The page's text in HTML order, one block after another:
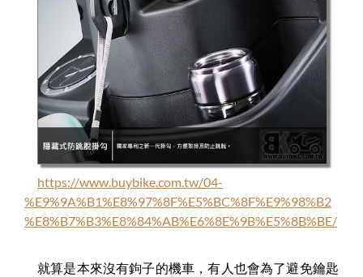
https://www.buybike.com.tw/04-
%E9%9A%B1%E8%97%8F%E5%BC%8F%E9%98%B2
%E8%B7%B3%E8%84%AB%E6%8E%9B%E5%8B%BE/
就算是本來沒有鉤子的機車，有人也會為了避免鑰匙